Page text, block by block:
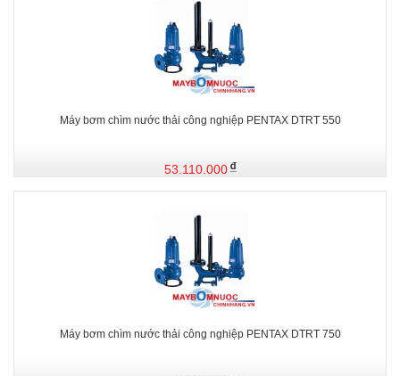
Máy bơm chìm nước thải công nghiệp PENTAX DTRT 550
53.110.000
Máy bơm chìm nước thải công nghiệp PENTAX DTRT 750